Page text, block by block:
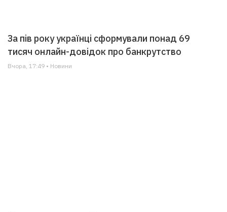
За пів року українці сформували понад 69
тисяч онлайн-довідок про банкрутство
Вчора, 17:49 • Новини